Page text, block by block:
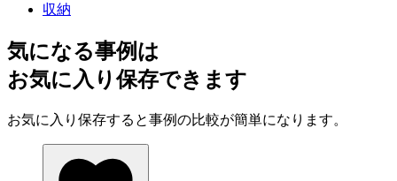
収納
気になる事例は
お気に入り保存できます
お気に入り保存すると事例の比較が簡単になります。